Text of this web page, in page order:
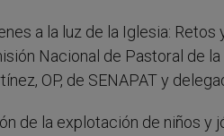
a la luz de la Iglesia:
Nacional de Pastoral de
OP, de SENAPAT y
de la explotación de niños y